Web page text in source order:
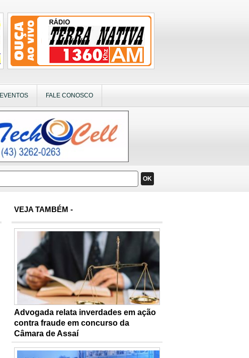
EVENTOS FALE CONOSCO
OK
VEJA TAMBÉM -
Advogada relata inverdades em ação
contra fraude em concurso da
Câmara de Assaí